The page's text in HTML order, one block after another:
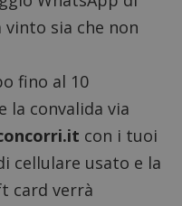
sia che non
fino al 10
la convalida via
con i tuoi
cellulare usato e la
card verrà